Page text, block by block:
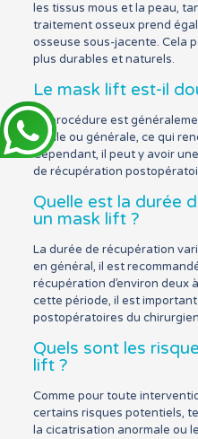
les tissus mous et la peau,
traitement osseux prend
osseuse sous-jacente. Cela
plus durables et naturels.
Le mask lift est-il
La procédure est
locale ou générale, ce qui
Cependant, il peut y avoir
de récupération
Quelle est la durée
un mask lift ?
La durée de récupération
en général, il est
récupération d’environ deux
cette période, il est
postopératoires du
Quels sont les
lift ?
Comme pour toute
certains risques potentiels,
la cicatrisation anormale ou